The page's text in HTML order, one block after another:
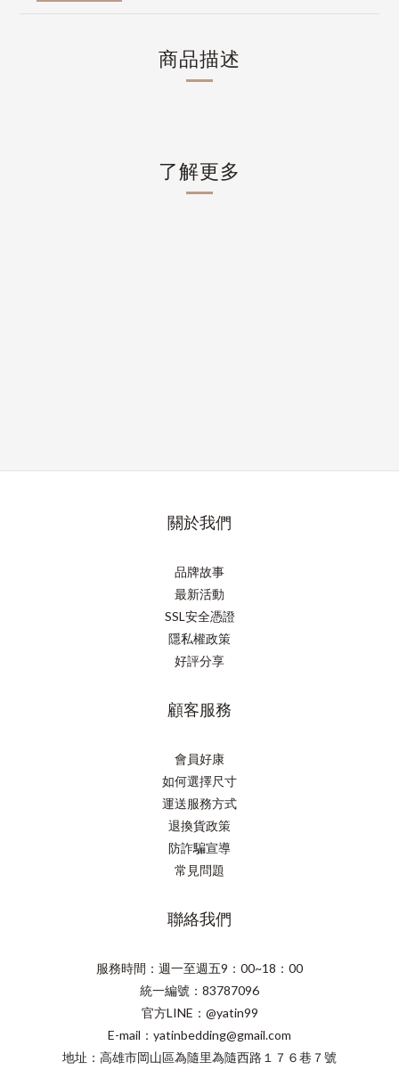
商品描述
了解更多
關於我們
品牌故事
最新活動
SSL安全憑證
隱私權政策
好評分享
顧客服務
會員好康
如何選擇尺寸
運送服務方式
退換貨政策
防詐騙宣導
常見問題
聯絡我們
服務時間：週一至週五9：00~18：00
統一編號：83787096
官方LINE：@yatin99
E-mail：yatinbedding@gmail.com
地址：高雄市岡山區為隨里為隨西路１７６巷７號